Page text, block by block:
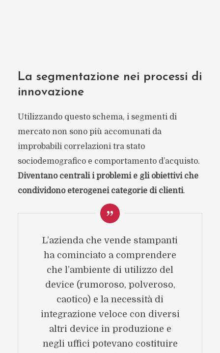
La segmentazione nei processi di
innovazione
Utilizzando questo schema, i segmenti di
mercato non sono più accomunati da
improbabili correlazioni tra stato
sociodemografico e comportamento d’acquisto.
Diventano centrali i problemi e gli obiettivi che
condividono eterogenei categorie di clienti.
L’azienda che vende stampanti
ha cominciato a comprendere
che l’ambiente di utilizzo del
device (rumoroso, polveroso,
caotico) e la necessità di
integrazione veloce con diversi
altri device in produzione e
negli uffici potevano costituire